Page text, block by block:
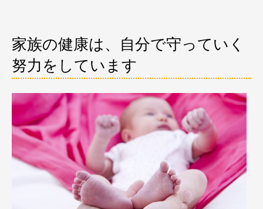
家族の健康は、自分で守っていく
努力をしています